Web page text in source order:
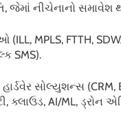
જેમાં નીચેનાનો સમાવેશ
MPLS, FTTH,
SMS).
સોલ્યુશન્સ (CRM,
ક્લાઉડ, AI/ML, ડ્રોન